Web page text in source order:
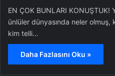
EN ÇOK BUNLARI KONUŞTUK!
ünlüler dünyasında neler olmuş,
kim telli…
Daha Fazlasını Oku »